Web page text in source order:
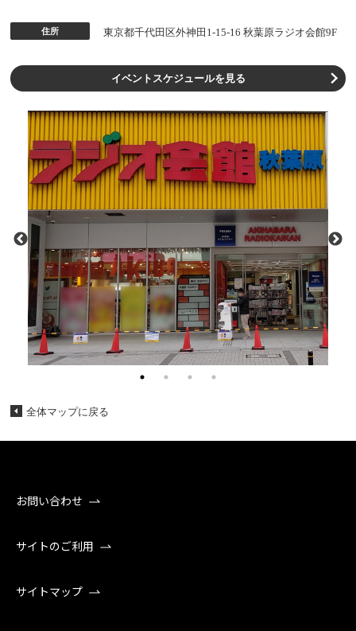
住所 東京都千代田区外神田1-15-16 秋葉原ラジオ会館9F
イベントスケジュールを見る
全体マップに戻る
お問い合わせ
サイトのご利用
サイトマップ